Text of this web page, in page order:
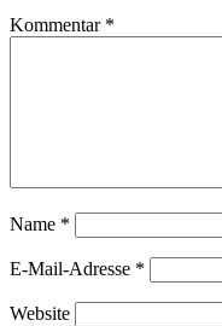
Kommentar *
Name *
E-Mail-Adresse *
Website